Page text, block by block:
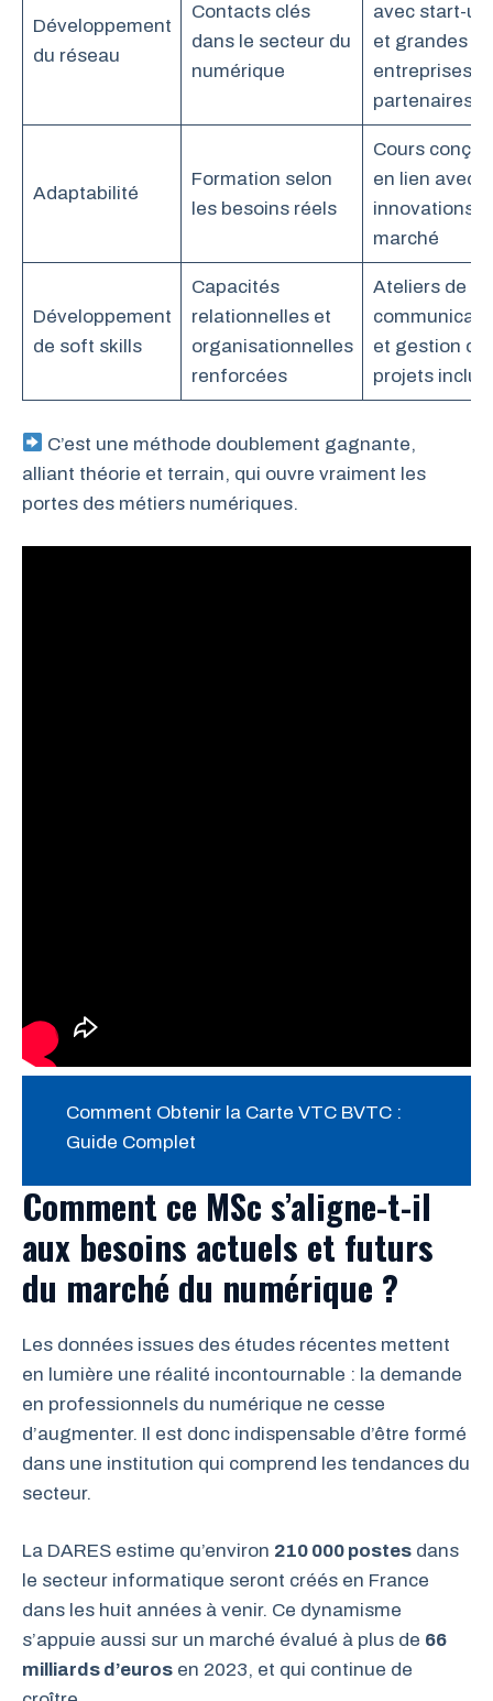
Développement
du réseau
Contacts clés
dans le secteur du
numérique
avec start-
et grandes
entreprises
partenaires
Adaptabilité
Formation selon
les besoins réels
Cours conçus
en lien avec
innovations
marché
Développement
de soft skills
Capacités
relationnelles et
organisationnelles
renforcées
Ateliers de
et gestion de
projets inclus
C’est une méthode doublement gagnante,
alliant théorie et terrain, qui ouvre vraiment les
portes des métiers numériques.
Comment Obtenir la Carte VTC BVTC :
Guide Complet
Comment ce MSc s’aligne-t-il
aux besoins actuels et futurs
du marché du numérique ?
Les données issues des études récentes mettent
en lumière une réalité incontournable : la demande
en professionnels du numérique ne cesse
d’augmenter. Il est donc indispensable d’être formé
dans une institution qui comprend les tendances du
secteur.
La DARES estime qu’environ 210 000 postes dans
le secteur informatique seront créés en France
dans les huit années à venir. Ce dynamisme
s’appuie aussi sur un marché évalué à plus de 66
milliards d’euros en 2023, et qui continue de